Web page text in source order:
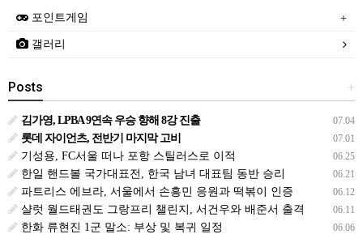
포인트게임
갤러리
+
Posts
07.04
김가영, LPBA 9연속 우승 향해 8강 진출
07.01
롯데 자이언츠, 전반기 마지막 고비
06.25
기성용, FC서울 떠나 포항 스틸러스로 이적
06.21
한일 핸드볼 국가대표전, 한국 남녀 대표팀 동반 승리
06.12
파트리스 에브라, 서울에서 손흥민 응원과 떡볶이 인증
06.11
샬럿 월드태권도 그랑프리 챌린지, 서건우와 배준서 출격
06.06
한화 류현진 1군 말소: 부상 및 복귀 일정